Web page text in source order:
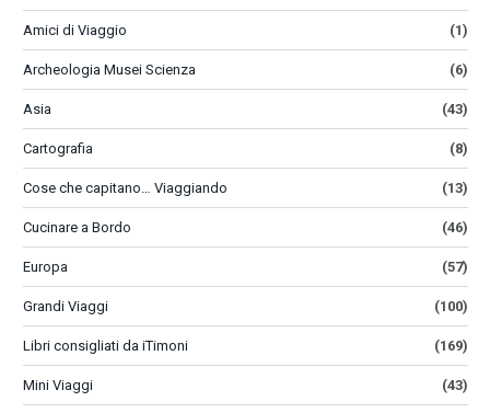
Amici di Viaggio (1)
Archeologia Musei Scienza (6)
Asia (43)
Cartografia (8)
Cose che capitano… Viaggiando (13)
Cucinare a Bordo (46)
Europa (57)
Grandi Viaggi (100)
Libri consigliati da iTimoni (169)
Mini Viaggi (43)